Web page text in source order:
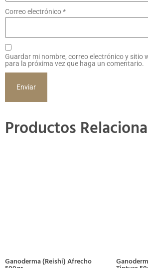
Correo electrónico*
Guardar mi nombre, correo electrónico y sitio
para la próxima vez que haga un comentario.
Productos
Ganoderma (Reishi) Afrecho